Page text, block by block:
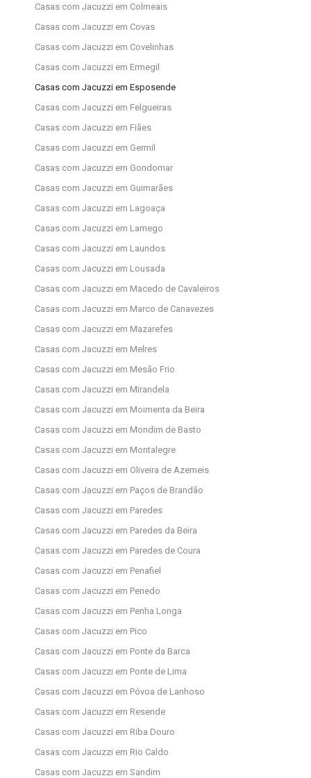
Casas com Jacuzzi em Colmeais
Casas com Jacuzzi em Covas
Casas com Jacuzzi em Covelinhas
Casas com Jacuzzi em Ermegil
Casas com Jacuzzi em Esposende
Casas com Jacuzzi em Felgueiras
Casas com Jacuzzi em Fiães
Casas com Jacuzzi em Germil
Casas com Jacuzzi em Gondomar
Casas com Jacuzzi em Guimarães
Casas com Jacuzzi em Lagoaça
Casas com Jacuzzi em Lamego
Casas com Jacuzzi em Laundos
Casas com Jacuzzi em Lousada
Casas com Jacuzzi em Macedo de Cavaleiros
Casas com Jacuzzi em Marco de Canavezes
Casas com Jacuzzi em Mazarefes
Casas com Jacuzzi em Melres
Casas com Jacuzzi em Mesão Frio
Casas com Jacuzzi em Mirandela
Casas com Jacuzzi em Moimenta da Beira
Casas com Jacuzzi em Mondim de Basto
Casas com Jacuzzi em Montalegre
Casas com Jacuzzi em Oliveira de Azemeis
Casas com Jacuzzi em Paços de Brandão
Casas com Jacuzzi em Paredes
Casas com Jacuzzi em Paredes da Beira
Casas com Jacuzzi em Paredes de Coura
Casas com Jacuzzi em Penafiel
Casas com Jacuzzi em Penedo
Casas com Jacuzzi em Penha Longa
Casas com Jacuzzi em Pico
Casas com Jacuzzi em Ponte da Barca
Casas com Jacuzzi em Ponte de Lima
Casas com Jacuzzi em Póvoa de Lanhoso
Casas com Jacuzzi em Resende
Casas com Jacuzzi em Riba Douro
Casas com Jacuzzi em Rio Caldo
Casas com Jacuzzi em Sandim